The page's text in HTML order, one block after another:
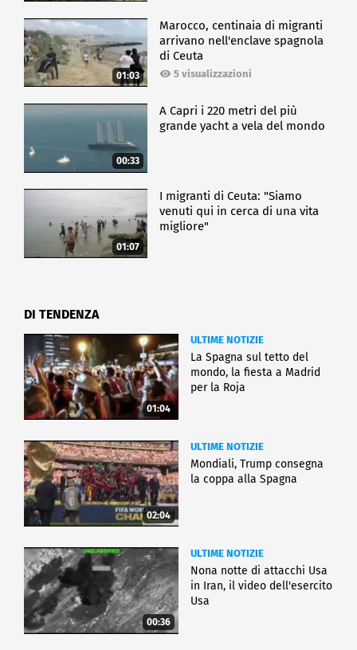
01:03
Marocco, centinaia di migranti
arrivano nell'enclave spagnola
di Ceuta
5 visualizzazioni
00:33
A Capri i 220 metri del più
grande yacht a vela del mondo
01:07
I migranti di Ceuta: "Siamo
venuti qui in cerca di una vita
migliore"
DI TENDENZA
01:04
ULTIME NOTIZIE
La Spagna sul tetto del
mondo, la fiesta a Madrid
per la Roja
02:04
ULTIME NOTIZIE
Mondiali, Trump consegna
la coppa alla Spagna
00:36
ULTIME NOTIZIE
Nona notte di attacchi Usa
in Iran, il video dell'esercito
Usa